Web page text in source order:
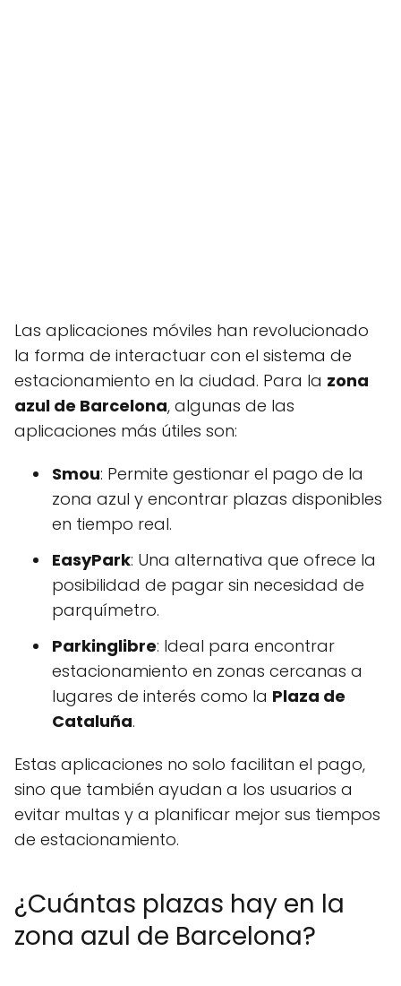
Las aplicaciones móviles han revolucionado
la forma de interactuar con el sistema de
estacionamiento en la ciudad. Para la zona
azul de Barcelona, algunas de las
aplicaciones más útiles son:
Smou: Permite gestionar el pago de la
zona azul y encontrar plazas disponibles
en tiempo real.
EasyPark: Una alternativa que ofrece la
posibilidad de pagar sin necesidad de
parquímetro.
Parkinglibre: Ideal para encontrar
estacionamiento en zonas cercanas a
lugares de interés como la Plaza de
Cataluña.
Estas aplicaciones no solo facilitan el pago,
sino que también ayudan a los usuarios a
evitar multas y a planificar mejor sus tiempos
de estacionamiento.
¿Cuántas plazas hay en la
zona azul de Barcelona?